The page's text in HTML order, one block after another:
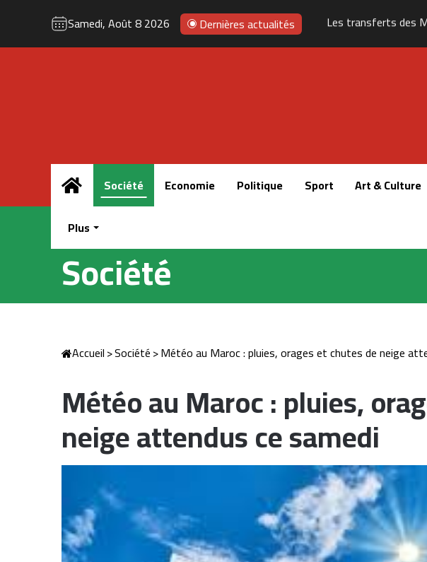
Samedi, Août 8 2026 Dernières actualités
AccueilSociété Economie Politique Sport Art & Culture
Plus
Société
Accueil>Société>Météo au Maroc : pluies, orages et chutes de neige
Météo au Maroc : pluies,
neige attendus ce samedi